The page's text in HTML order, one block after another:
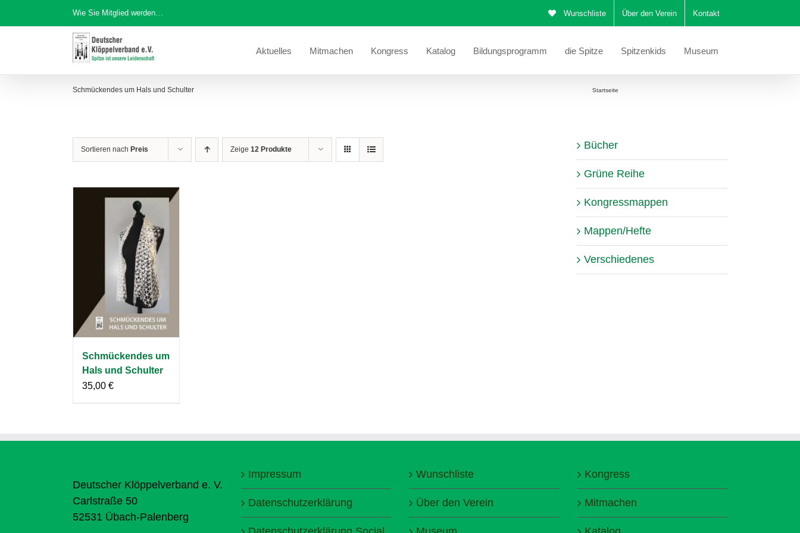
Inhalt
Wie Sie Mitglied werden… Wunschliste Über den Verein Kontakt
Aktuelles Mitmachen Kongress Katalog Bildungsprogramm die Spitze Spitzenkids Museum
Schmückendes um Hals und Schulter Startseite
Sortieren nach Preis Zeige 12 Produkte
Schmückendes um
Hals und Schulter
35,00 €
Bücher
Grüne Reihe
Kongressmappen
Mappen/Hefte
Verschiedenes
Deutscher Klöppelverband e. V.
Carlstraße 50
52531 Übach-Palenberg
Impressum
Datenschutzerklärung
Wunschliste
Über den Verein
Kongress
Mitmachen